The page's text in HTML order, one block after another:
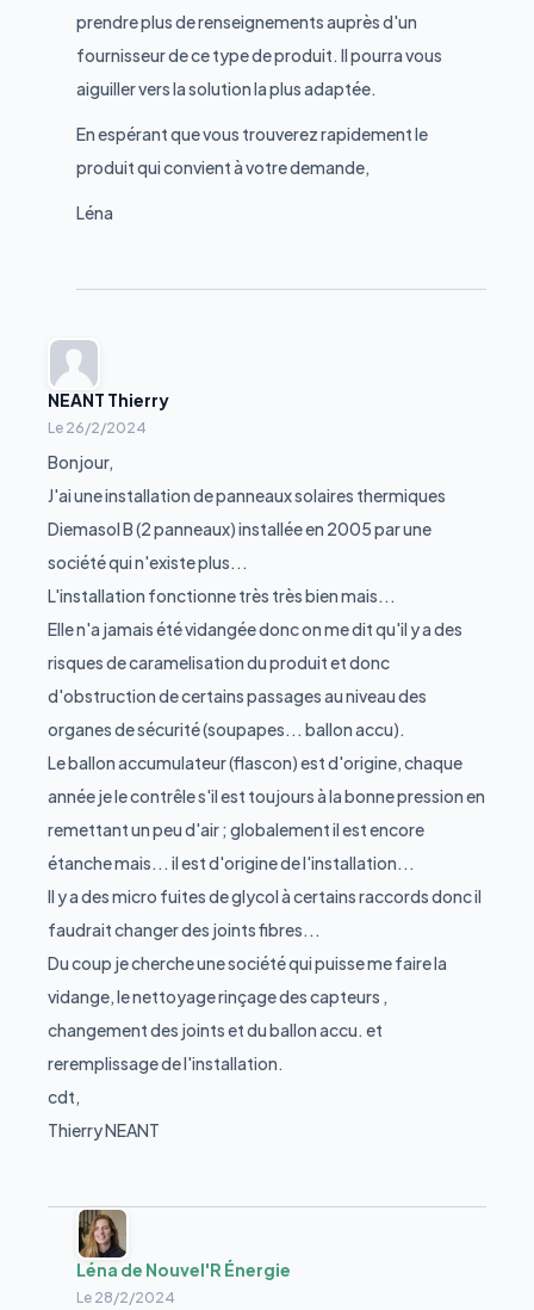
prendre plus de renseignements auprès d'un
fournisseur de ce type de produit. Il pourra vous
aiguiller vers la solution la plus adaptée.
En espérant que vous trouverez rapidement le
produit qui convient à votre demande,
Léna
NEANT Thierry
Le 26/2/2024
Bonjour,
J'ai une installation de panneaux solaires thermiques
Diemasol B (2 panneaux) installée en 2005 par une
société qui n'existe plus...
L'installation fonctionne très très bien mais...
Elle n'a jamais été vidangée donc on me dit qu'il y a des
risques de caramelisation du produit et donc
d'obstruction de certains passages au niveau des
organes de sécurité (soupapes... ballon accu).
Le ballon accumulateur (flascon) est d'origine, chaque
année je le contrêle s'il est toujours à la bonne pression en
remettant un peu d'air ; globalement il est encore
étanche mais... il est d'origine de l'installation...
Il y a des micro fuites de glycol à certains raccords donc il
faudrait changer des joints fibres...
Du coup je cherche une société qui puisse me faire la
vidange, le nettoyage rinçage des capteurs ,
changement des joints et du ballon accu. et
reremplissage de l'installation.
cdt,
Thierry NEANT
Léna de Nouvel'R Énergie
Le 28/2/2024